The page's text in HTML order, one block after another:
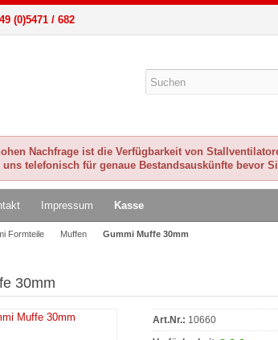
(0)5471 / 682
Nachfrage ist die Verfügbarkeit von
telefonisch für genaue Bestandsauskünfte bevor
Impressum Kasse
Formteile Muffen Gummi Muffe 30mm
30mm
Art.Nr.: 10660